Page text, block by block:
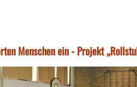
Menschen ein - Projekt